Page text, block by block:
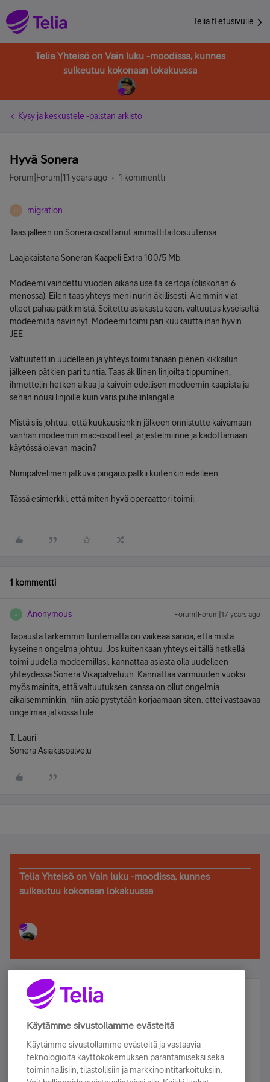
Telia.fi etusivulle
Telia Yhteisö on Vain luku -moodissa, kunnes
sulkeutuu kokonaan lokakuussa
Kysy ja keskustele -palstan arkisto
Hyvä Sonera
Forum|Forum|11 years ago 1 kommentti
M migration
Taas jälleen on Sonera osoittanut ammattitaitoisuutensa.
Laajakaistana Soneran Kaapeli Extra 100/5 Mb.
Modeemi vaihdettu vuoden aikana useita kertoja (oliskohan 6
menossa). Eilen taas yhteys meni nurin äkillisesti. Aiemmin viat
olleet pahaa pätkimistä. Soitettu asiakastukeen, valtuutus kyseiseltä
modeemilta hävinnyt. Modeemi toimi pari kuukautta ihan hyvin...
JEE
Valtuutettiin uudelleen ja yhteys toimi tänään pienen kikkailun
jälkeen pätkien pari tuntia. Taas äkillinen linjoilta tippuminen,
ihmettelin hetken aikaa ja kaivoin edellisen modeemin kaapista ja
sehän nousi linjoille kuin varis puhelinlangalle.
Mistä siis johtuu, että kuukausienkin jälkeen onnistutte kaivamaan
vanhan modeemin mac-osoitteet järjestelmiinne ja kadottamaan
käytössä olevan macin?
Nimipalvelimen jatkuva pingaus pätkii kuitenkin edelleen...
Tässä esimerkki, että miten hyvä operaattori toimii.
1 kommentti
A Anonymous Forum|Forum|17 years ago
Tapausta tarkemmin tuntematta on vaikeaa sanoa, että mistä
kyseinen ongelma johtuu. Jos kuitenkaan yhteys ei tällä hetkellä
toimi uudella modeemillasi, kannattaa asiasta olla uudelleen
yhteydessä Sonera Vikapalveluun. Kannattaa varmuuden vuoksi
myös mainita, että valtuutuksen kanssa on ollut ongelmia
aikaisemminkin, niin asia pystytään korjaamaan siten, ettei vastaavaa
ongelmaa jatkossa tule.
T. Lauri
Sonera Asiakaspalvelu
Telia Yhteisö on Vain luku -moodissa, kunnes
sulkeutuu kokonaan lokakuussa
Älä jää paitsi – osallistu ja voita!
Tilaa Telian uutiskirje ja olet mukana arvonnassa.
sähköpostiisi.
Käytämme sivustollamme evästeitä
Käytämme sivustollamme evästeitä ja vastaavia
teknologioita käyttökokemuksen parantamiseksi sekä
toiminnallisiin, tilastollisiin ja markkinointitarkoituksiin.